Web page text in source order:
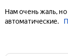
Нам очень жаль,
автоматические.